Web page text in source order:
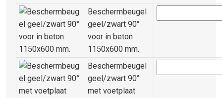
Beschermbeugel
geel/zwart 90°
voor in beton
1150x600 mm.
Beschermbeugel
geel/zwart 90°
met voetplaat